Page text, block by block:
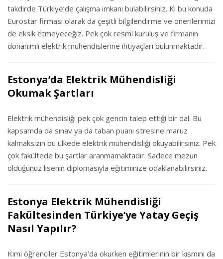
takdirde Türkiye’de çalışma imkanı bulabilirsiniz. Ki bu konuda
Eurostar firması olarak da çeşitli bilgilendirme ve önerilerimizi
de eksik etmeyeceğiz. Pek çok resmi kuruluş ve firmanın
donanımlı elektrik mühendislerine ihtiyaçları bulunmaktadır.
Estonya’da Elektrik Mühendisliği
Okumak Şartları
Elektrik mühendisliği pek çok gencin talep ettiği bir dal. Bu
kapsamda da sınav ya da taban puanı stresine maruz
kalmaksızın bu ülkede elektrik mühendisliği okuyabilirsiniz. Pek
çok fakültede bu şartlar aranmamaktadır. Sadece mezun
olduğunuz lisenin diplomasıyla eğitiminize odaklanabilirsiniz.
Estonya Elektrik Mühendisliği
Fakültesinden Türkiye’ye Yatay Geçiş
Nasıl Yapılır?
Kimi öğrenciler Estonya’da okurken eğitimlerinin bir kısmını da